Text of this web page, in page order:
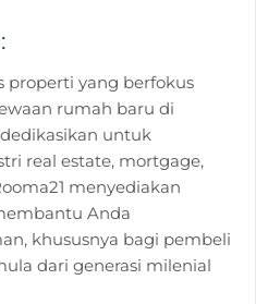
properti yang berfokus
rumah baru di
untuk
real estate, mortgage,
menyediakan
Anda
khususnya bagi pembeli
dari generasi milenial